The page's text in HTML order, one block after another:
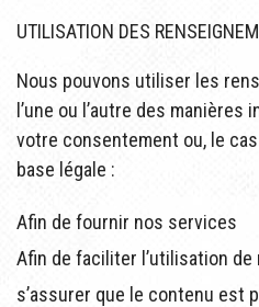
UTILISATION DES
Nous pouvons utiliser les
l’une ou l’autre des
votre consentement ou, le
base légale :
Afin de fournir nos services
Afin de faciliter l’utilisation
s’assurer que le contenu est